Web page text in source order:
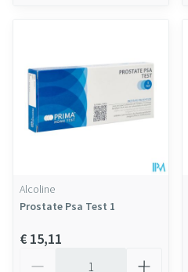
Alcoline
Prostate Psa Test 1
€ 15,11